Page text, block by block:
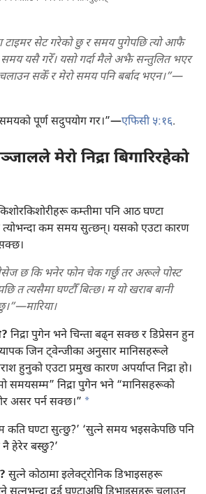
सेट गरेको छु र समय पुगेपछि त्यो आफै
यसै गरेँ। यसो गर्दा मैले अझै सन्तुलित भएर
सकेँ र मेरो समय पनि बर्बाद भएन।”—
पूर्ण सदुपयोग गर।”—एफिसी ५:१६.
मेरो निद्रा बिगारिरहेको
कम्तीमा पनि आठ घण्टा
कम समय सुत्छन्‌। यसको एउटा कारण
छ कि भनेर फोन चेक गर्छु तर अरूले पोस्ट
त त्यसैमा घण्टौँ बित्छ। म यो खराब बानी
निद्रा पुगेन भने चिन्ता बढ्‌न सक्छ र डिप्रेसन हुन
जिन ट्‌वेन्जीका अनुसार मानिसहरूले
हुनुको एउटा प्रमुख कारण अपर्याप्त निद्रा हो।
समयसम्म” निद्रा पुगेन भने “मानिसहरूको
असर पर्न सक्छ।” a
कति घण्टा सुत्छु?’ ‘सुत्ने समय भइसकेपछि पनि
हेरेर बस्छु?’
सुत्ने कोठामा इलेक्ट्रोनिक डिभाइसहरू